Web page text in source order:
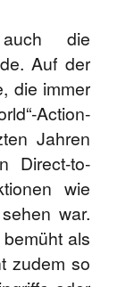
die
Auf der
die immer
Action-
Jahren
Direct-to-
wie
war.
als
zudem so